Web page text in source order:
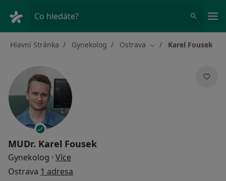
Co hledáte?
Hlavní Stránka Gynekolog Ostrava Změna města
Karel Fousek
MUDr. Karel Fousek
Gynekolog · Více
Ostrava 1 adresa